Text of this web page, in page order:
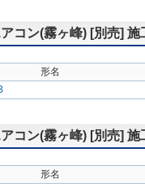
コン(霧ヶ峰) [別売] 施
形名
コン(霧ヶ峰) [別売]
形名